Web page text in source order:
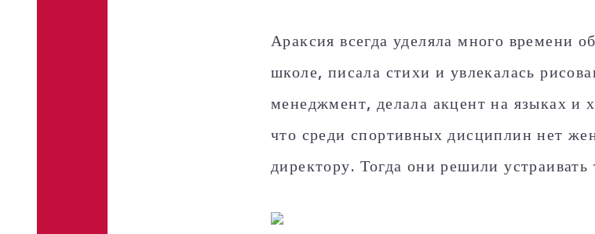
Араксия всегда уделяла много времени
школе, писала стихи и увлекалась
менеджмент, делала акцент на языках и
что среди спортивных дисциплин нет
директору. Тогда они решили